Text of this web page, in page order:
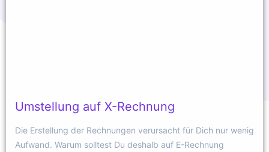
Umstellung auf X-Rechnung
Die Erstellung der Rechnungen verursacht für Dich nur wenig
Aufwand. Warum solltest Du deshalb auf E-Rechnung